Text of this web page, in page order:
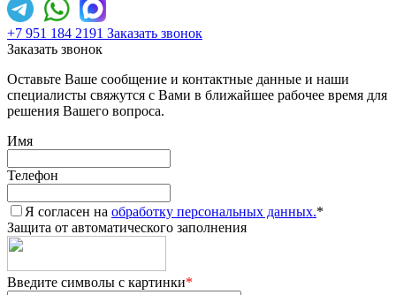
+7 951 184 2191 Заказать звонок
Заказать звонок
Оставьте Ваше сообщение и контактные данные и наши
специалисты свяжутся с Вами в ближайшее рабочее время для
решения Вашего вопроса.
Имя
Телефон
Я согласен на обработку персональных данных.*
Защита от автоматического заполнения
Введите символы с картинки*